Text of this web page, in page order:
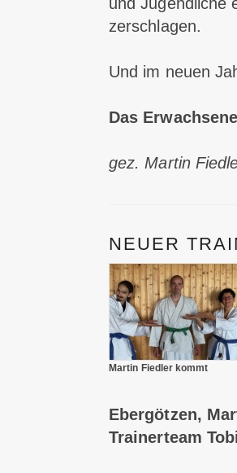
zerschlagen.
Und im neuen
Das
gez. Martin
NEUER
Martin Fiedler kommt
Ebergötzen,
Trainerteam